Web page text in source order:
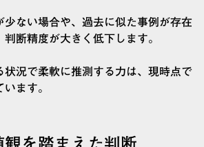
少ない場合や、過去に似た事例が存在
判断精度が大きく低下します。
状況で柔軟に推測する力は、現時点で
ます。
を踏まえた判断